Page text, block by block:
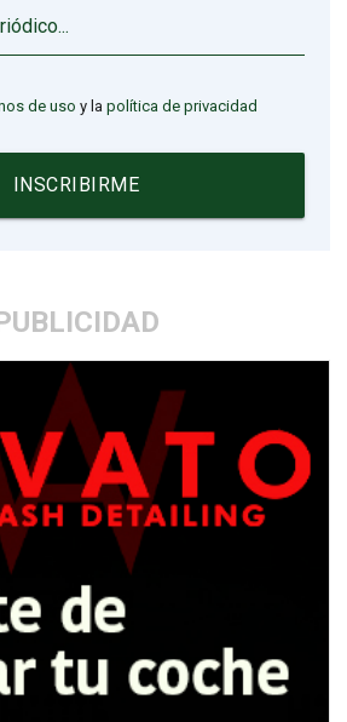
de uso y lapolítica de privacidad
INSCRIBIRME